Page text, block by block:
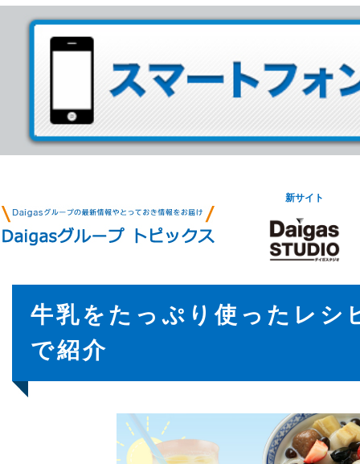
新サイト
牛乳をたっぷり使ったレシ
で紹介